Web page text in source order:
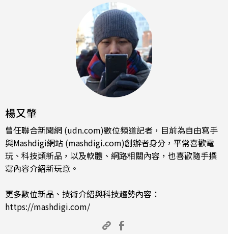
楊又肇
曾任聯合新聞網 (udn.com)數位頻道記者，目前為自由寫手
與Mashdigi網站 (mashdigi.com)創辦者身分，平常喜歡電
玩、科技類新品，以及軟體、網路相關內容，也喜歡隨手撰
寫內容介紹新玩意。
更多數位新品、技術介紹與科技趨勢內容：
https://mashdigi.com/